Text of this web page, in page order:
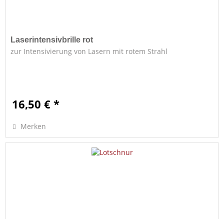
Laserintensivbrille rot
zur Intensivierung von Lasern mit rotem Strahl
16,50 € *
Merken